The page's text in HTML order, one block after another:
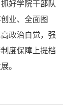
好学院干部队
业、全面图
政治自觉，强
度保障上提档
。